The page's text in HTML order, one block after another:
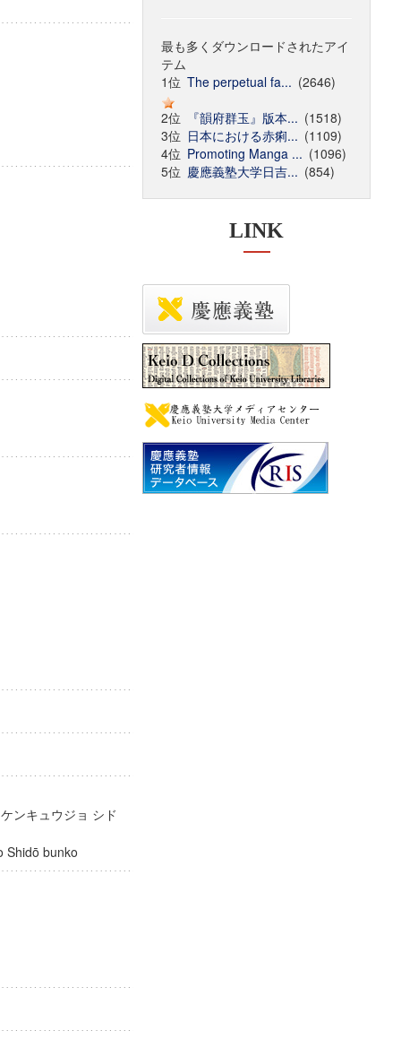
ンキュウジョ シド
Shidō bunko
最も多くダウンロードされたアイ
テム
1位 The perpetual fa... (2646)
2位
『韻府群玉』版本... (1518)
3位 日本における赤痢... (1109)
4位 Promoting Manga ... (1096)
5位 慶應義塾大学日吉... (854)
LINK